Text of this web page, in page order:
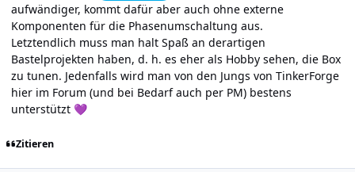
aufwändiger, kommt dafür aber auch ohne externe
Komponenten für die Phasenumschaltung aus.
Letztendlich muss man halt Spaß an derartigen
Bastelprojekten haben, d. h. es eher als Hobby sehen, die Box
zu tunen. Jedenfalls wird man von den Jungs von TinkerForge
hier im Forum (und bei Bedarf auch per PM) bestens
unterstützt 💜
Zitieren